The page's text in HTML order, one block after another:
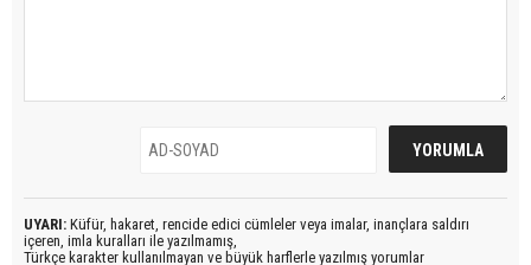
UYARI: Küfür, hakaret, rencide edici cümleler veya imalar, inançlara saldırı
içeren, imla kuralları ile yazılmamış,
Türkçe karakter kullanılmayan ve büyük harflerle yazılmış yorumlar